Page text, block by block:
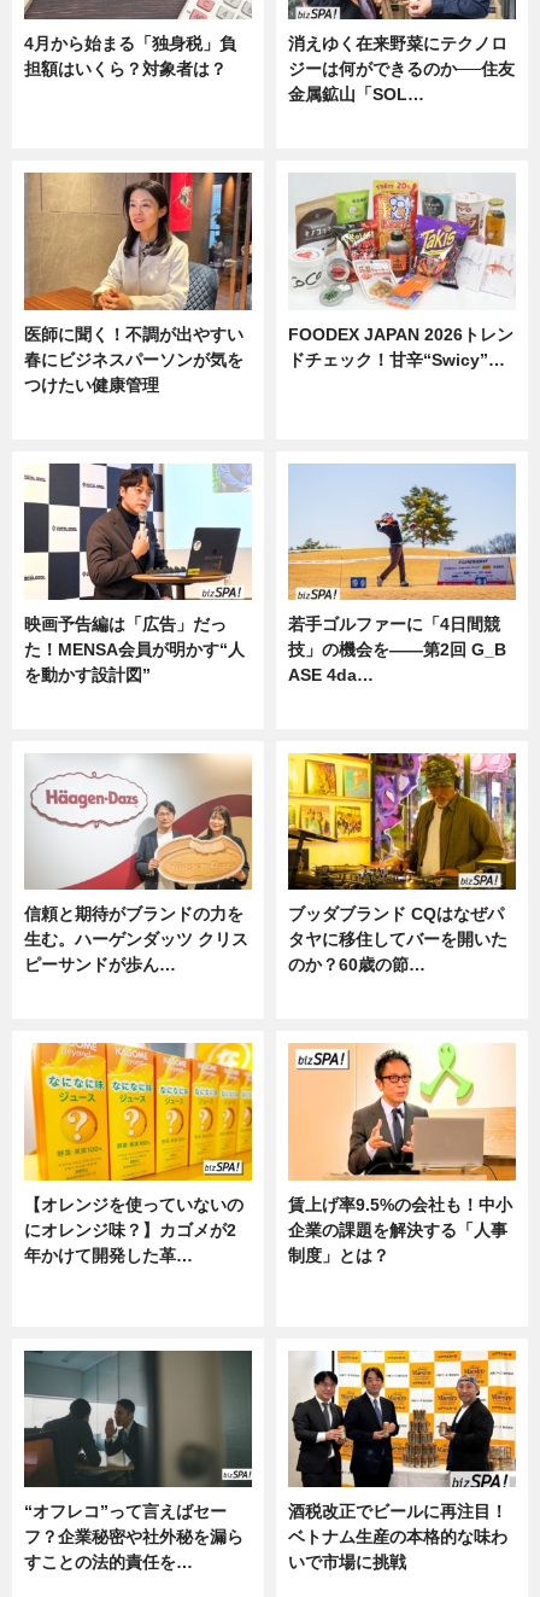
4月から始まる「独身税」負
担額はいくら？対象者は？
消えゆく在来野菜にテクノロ
ジーは何ができるのか──住友
金属鉱山「SOL…
医師に聞く！不調が出やすい
春にビジネスパーソンが気を
つけたい健康管理
FOODEX JAPAN 2026トレン
ドチェック！甘辛“Swicy”…
映画予告編は「広告」だっ
た！MENSA会員が明かす“人
を動かす設計図”
若手ゴルファーに「4日間競
技」の機会を——第2回 G_B
ASE 4da…
信頼と期待がブランドの力を
生む。ハーゲンダッツ クリス
ピーサンドが歩ん…
ブッダブランド CQはなぜパ
タヤに移住してバーを開いた
のか？60歳の節…
【オレンジを使っていないの
にオレンジ味？】カゴメが2
年かけて開発した革…
賃上げ率9.5%の会社も！中小
企業の課題を解決する「人事
制度」とは？
“オフレコ”って言えばセー
フ？企業秘密や社外秘を漏ら
すことの法的責任を…
酒税改正でビールに再注目！
ベトナム生産の本格的な味わ
いで市場に挑戦